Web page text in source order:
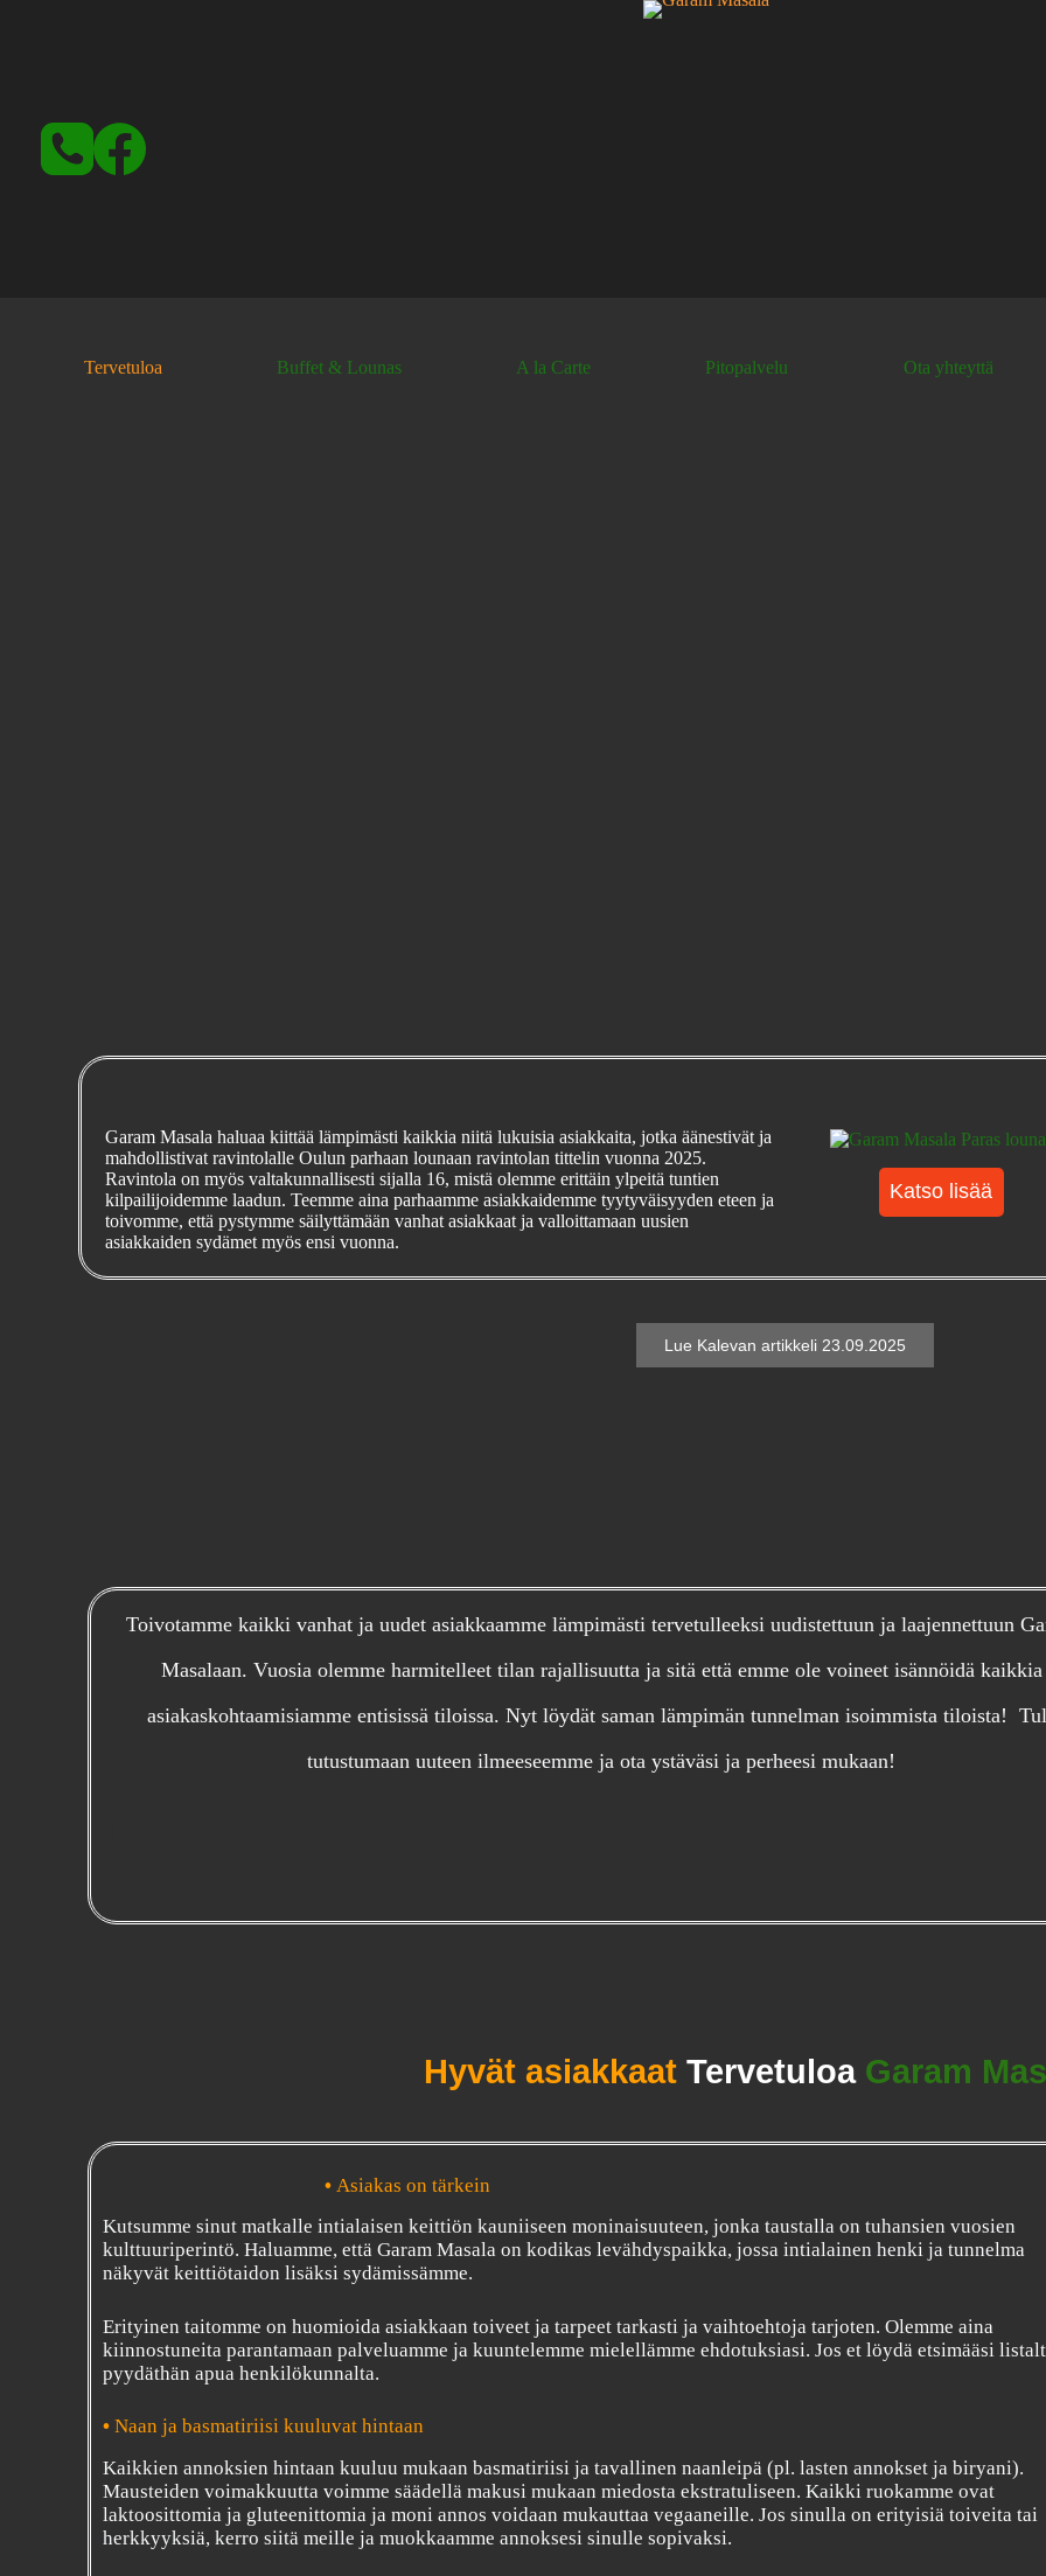
Tervetuloa Buffet & Lounas A la Carte Pitopalvelu Ota yhteyttä
Garam Masala haluaa kiittää lämpimästi kaikkia niitä lukuisia asiakkaita, jotka äänestivät ja
mahdollistivat ravintolalle Oulun parhaan lounaan ravintolan tittelin vuonna 2025.
Ravintola on myös valtakunnallisesti sijalla 16, mistä olemme erittäin ylpeitä tuntien
kilpailijoidemme laadun. Teemme aina parhaamme asiakkaidemme tyytyväisyyden eteen ja
toivomme, että pystymme säilyttämään vanhat asiakkaat ja valloittamaan uusien
asiakkaiden sydämet myös ensi vuonna.
Katso lisää
Lue Kalevan artikkeli 23.09.2025
Toivotamme kaikki vanhat ja uudet asiakkaamme lämpimästi tervetulleeksi uudistettuun ja laajennettuun
Masalaan. Vuosia olemme harmitelleet tilan rajallisuutta ja sitä että emme ole voineet isännöidä kaikkia
asiakaskohtaamisiamme entisissä tiloissa. Nyt löydät saman lämpimän tunnelman isoimmista tiloista!
tutustumaan uuteen ilmeeseemme ja ota ystäväsi ja perheesi mukaan!
Hyvät asiakkaat TervetuloaGaram
• Asiakas on tärkein
Kutsumme sinut matkalle intialaisen keittiön kauniiseen moninaisuuteen, jonka taustalla on tuhansien vuosien
kulttuuriperintö. Haluamme, että Garam Masala on kodikas levähdyspaikka, jossa intialainen henki ja tunnelma
näkyvät keittiötaidon lisäksi sydämissämme.
Erityinen taitomme on huomioida asiakkaan toiveet ja tarpeet tarkasti ja vaihtoehtoja tarjoten. Olemme aina
kiinnostuneita parantamaan palveluamme ja kuuntelemme mielellämme ehdotuksiasi. Jos et löydä etsimääsi
pyydäthän apua henkilökunnalta.
•Naan ja basmatiriisi kuuluvat hintaan
Kaikkien annoksien hintaan kuuluu mukaan basmatiriisi ja tavallinen naanleipä (pl. lasten annokset ja biryani).
Mausteiden voimakkuutta voimme säädellä makusi mukaan miedosta ekstratuliseen. Kaikki ruokamme ovat
laktoosittomia ja gluteenittomia ja moni annos voidaan mukauttaa vegaaneille. Jos sinulla on erityisiä toiveita tai
herkkyyksiä, kerro siitä meille ja muokkaamme annoksesi sinulle sopivaksi.